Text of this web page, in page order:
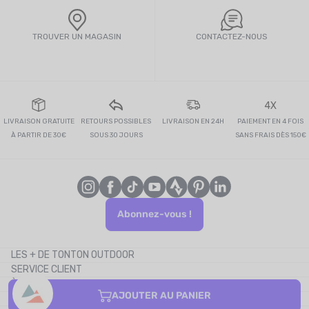
AJOUTER AU PANIER
TROUVER UN MAGASIN CONTACTEZ-NOUS
LIVRAISON GRATUITE
À PARTIR DE 30€
RETOURS POSSIBLES
SOUS 30 JOURS
LIVRAISON EN 24H
4X
PAIEMENT EN 4 FOIS
SANS FRAIS DÈS 150€
Abonnez-vous !
LES + DE TONTON OUTDOOR
Le blog
Le cashback
SERVICE CLIENT
À PROPOS
CONTACTEZ-NOUS